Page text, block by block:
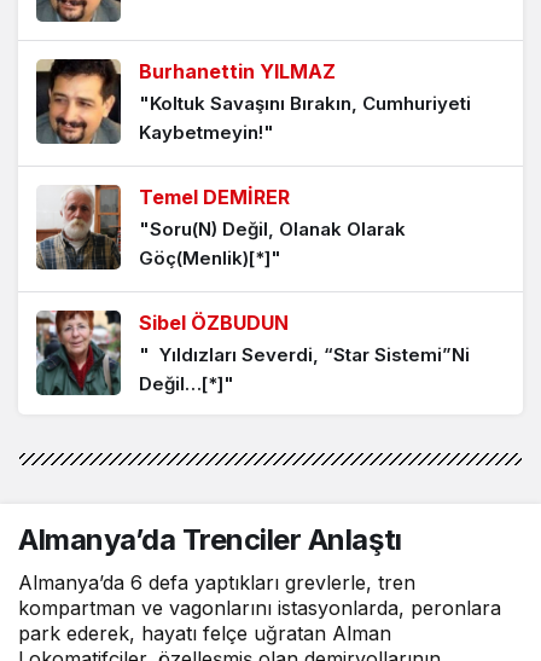
Olan Otosansür; Yaratıcılığı Yok Ederek
Gelecekte Toplumsal ve Ekonomik
Sorunlara Yol Açabilir
4 ay önce
Medeniyetler Bir Gecede Kurulmaz ve
Bir Gecede de Yıkılmaz
4 ay önce
1 Nisan Yalnız Şaka Yapma Günü Mü?
4 ay önce
4 ay önce
Savaşın Gölgesinde Nevruz ve
Ramazan Bayramı Kutlamalarının Kültürel
Burhanettin YILMAZ
"Koltuk Savaşını Bırakın, Cumhuriyeti
Kaybetmeyin!"
Temel DEMİRER
"Soru(N) Değil, Olanak Olarak
Göç(Menlik)[*]"
Sibel ÖZBUDUN
" Yıldızları Severdi, “Star Sistemi”Ni
Değil…[*]"
Alper AKÇAM
Oktay EROL
"Toprağın sesi duyulmadan…"
Almanya’da Trenciler Anlaştı
Almanya’da 6 defa yaptıkları grevlerle, tren
kompartman ve vagonlarını istasyonlarda, peronlara
park ederek, hayatı felçe uğratan Alman